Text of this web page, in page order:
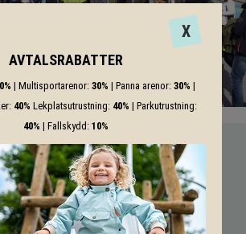
DIG HELA VÄGEN!
kunskap från produkter till säkerhet och
så hjälper vi dig igenom hela projektet.
X
AVTALSRABATTER
| Multisportarenor: 30% | Panna arenor: 30% |
40% Lekplatsutrustning: 40% | Parkutrustning:
40% | Fallskydd: 10%